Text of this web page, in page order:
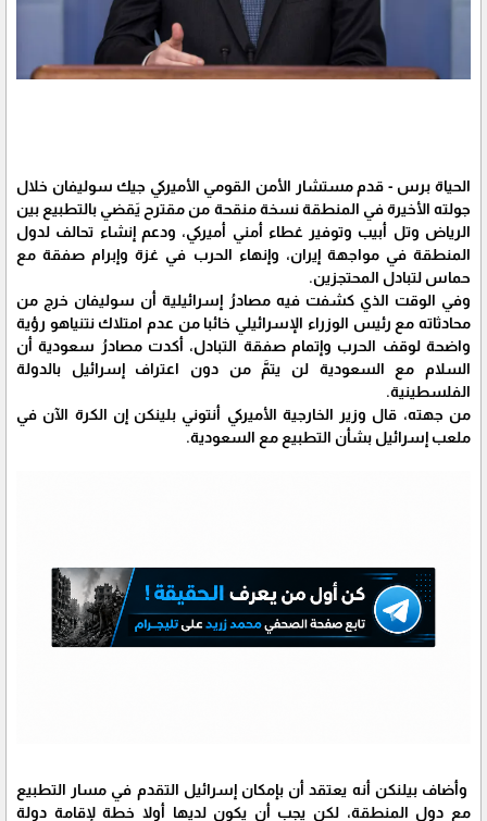
الحياة برس - قدم مستشار الأمن القومي الأميركي جيك سوليفان خلال
جولته الأخيرة في المنطقة نسخة منقحة من مقترح يَقضي بالتطبيع بين
الرياض وتل أبيب وتوفير غطاء أمني أميركي، ودعم إنشاء تحالف لدول
المنطقة في مواجهة إيران، وإنهاء الحرب في غزة وإبرام صفقة مع
حماس لتبادل المحتجزين.
وفي الوقت الذي كشفت فيه مصادرُ إسرائيلية أن سوليفان خرج من
محادثاته مع رئيس الوزراء الإسرائيلي خائبا من عدم امتلاك نتنياهو رؤية
واضحة لوقف الحرب وإتمام صفقة التبادل، أكدت مصادرُ سعودية أن
السلام مع السعودية لن يتمَّ من دون اعتراف إسرائيل بالدولة
الفلسطينية.
من جهته، قال وزير الخارجية الأميركي أنتوني بلينكن إن الكرة الآن في
ملعب إسرائيل بشأن التطبيع مع السعودية.
وأضاف بيلنكن أنه يعتقد أن بإمكان إسرائيل التقدم في مسار التطبيع
مع دول المنطقة، لكن يجب أن يكون لديها أولا خطة لإقامة دولة